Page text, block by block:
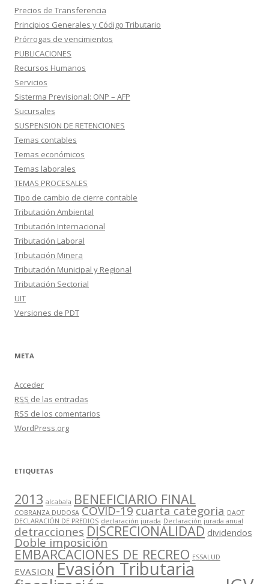
Precios de Transferencia
Principios Generales y Código Tributario
Prórrogas de vencimientos
PUBLICACIONES
Recursos Humanos
Servicios
Sisterma Previsional: ONP – AFP
Sucursales
SUSPENSION DE RETENCIONES
Temas contables
Temas económicos
Temas laborales
TEMAS PROCESALES
Tipo de cambio de cierre contable
Tributación Ambiental
Tributación Internacional
Tributación Laboral
Tributación Minera
Tributación Municipal y Regional
Tributación Sectorial
UIT
Versiones de PDT
META
Acceder
RSS de las entradas
RSS de los comentarios
WordPress.org
ETIQUETAS
2013 alcabala BENEFICIARIO FINAL
COBRANZA DUDOSA COVID-19cuarta categoria DAOT
DECLARACIÓN DE PREDIOS declaración jurada Declaración jurada anual
detracciones DISCRECIONALIDAD dividendos
Doble imposición
EMBARCACIONES DE RECREO ESSALUD
EVASION Evasión Tributaria